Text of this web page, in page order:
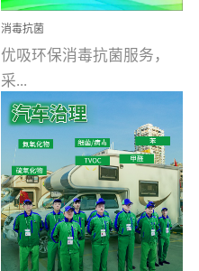
消毒抗菌
优吸环保消毒抗菌服务，
采...
用行业公认奥维牌消毒
液，具备杀死人体冠状病
毒的功效，杀菌率
99.99%。相对于传统消毒
液来说，无...